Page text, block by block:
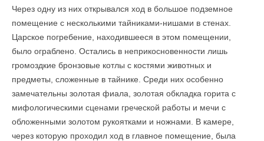
Через одну из них открывался ход в большое подземное
помещение с несколькими тайниками-нишами в стенах.
Царское погребение, находившееся в этом помещении,
было ограблено. Остались в неприкосновенности лишь
громоздкие бронзовые котлы с костями животных и
предметы, сложенные в тайнике. Среди них особенно
замечательны золотая фиала, золотая обкладка горита с
мифологическими сценами греческой работы и мечи с
обложенными золотом рукоятками и ножнами. В камере,
через которую проходил ход в главное помещение, была